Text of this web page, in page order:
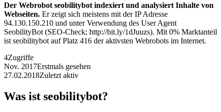
Der Webrobot seobilitybot indexiert und analysiert Inhalte von
Webseiten. Er zeigt sich meistens mit der IP Adresse
94.130.150.210 und unter Verwendung des User Agent
SeobilityBot (SEO-Check; http://bit.ly/1dJuuzs). Mit 0% Marktanteil
ist seobilitybot auf Platz 416 der aktivsten Webrobots im Internet.
4Zugriffe
Nov. 2017Erstmals gesehen
27.02.2018Zuletzt aktiv
Was ist seobilitybot?